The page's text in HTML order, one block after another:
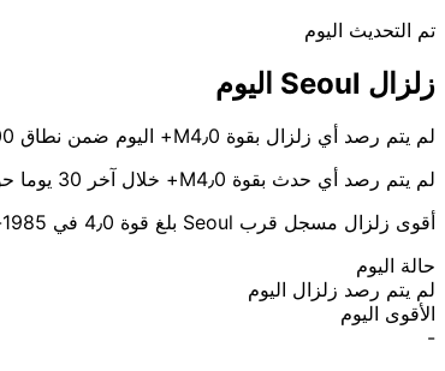
تم التحديث اليوم
زلزال Seoul اليوم
لم يتم رصد أي زلزال بقوة M4٫0+ اليوم ضمن نطاق 100 كم حول Seoul.
لم يتم رصد أي حدث بقوة M4٫0+ خلال آخر 30 يوما حول Seoul.
أقوى زلزال مسجل قرب Seoul بلغ قوة 4٫0 في 1985-06-24 21:40 UTC قرب Incheon.
حالة اليوم
لم يتم رصد زلزال اليوم
الأقوى اليوم
-